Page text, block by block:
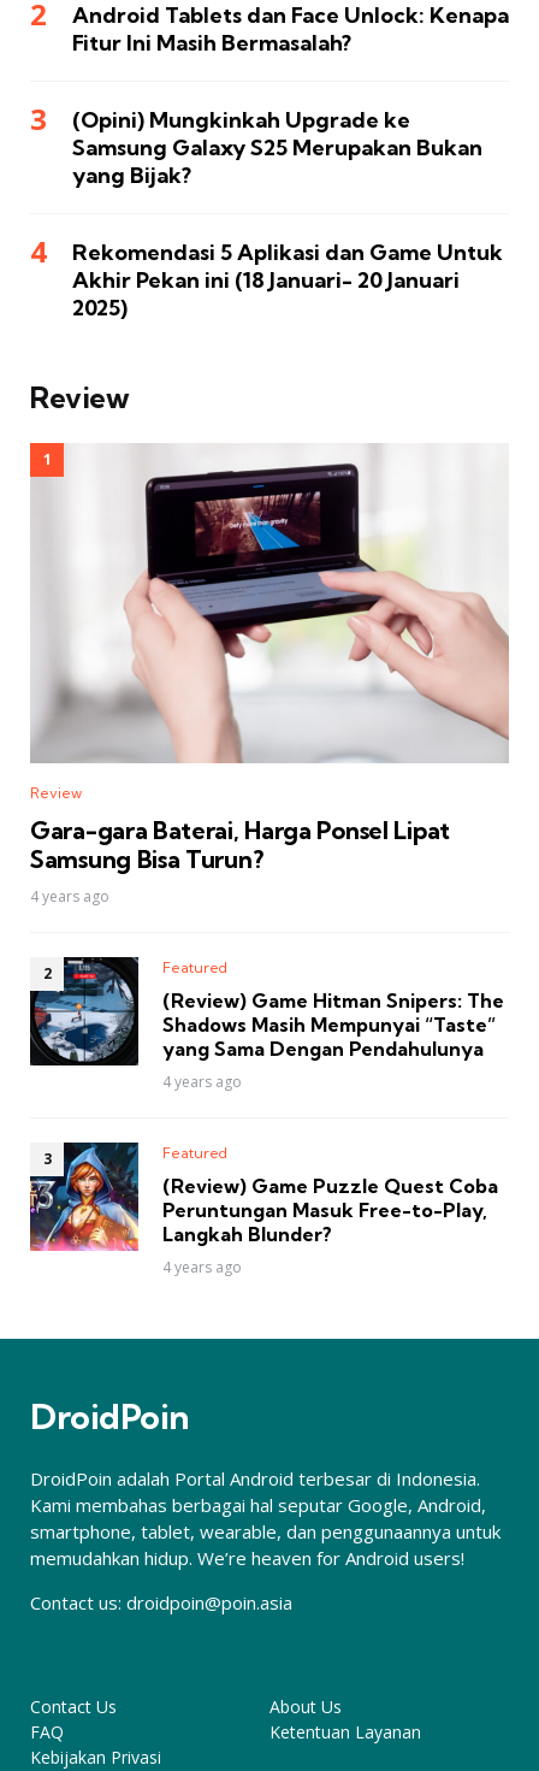
Android Tablets dan Face Unlock: Kenapa
Fitur Ini Masih Bermasalah?
(Opini) Mungkinkah Upgrade ke
Samsung Galaxy S25 Merupakan Bukan
yang Bijak?
Rekomendasi 5 Aplikasi dan Game Untuk
Akhir Pekan ini (18 Januari- 20 Januari
2025)
Review
Review
Gara-gara Baterai, Harga Ponsel Lipat
Samsung Bisa Turun?
4 years ago
Featured
(Review) Game Hitman Snipers: The
Shadows Masih Mempunyai “Taste”
yang Sama Dengan Pendahulunya
4 years ago
Featured
(Review) Game Puzzle Quest Coba
Peruntungan Masuk Free-to-Play,
Langkah Blunder?
4 years ago
DroidPoin
DroidPoin adalah Portal Android terbesar di Indonesia.
Kami membahas berbagai hal seputar Google, Android,
smartphone, tablet, wearable, dan penggunaannya untuk
memudahkan hidup. We’re heaven for Android users!
Contact us: droidpoin@poin.asia
Contact Us
About Us
FAQ
Ketentuan Layanan
Kebijakan Privasi